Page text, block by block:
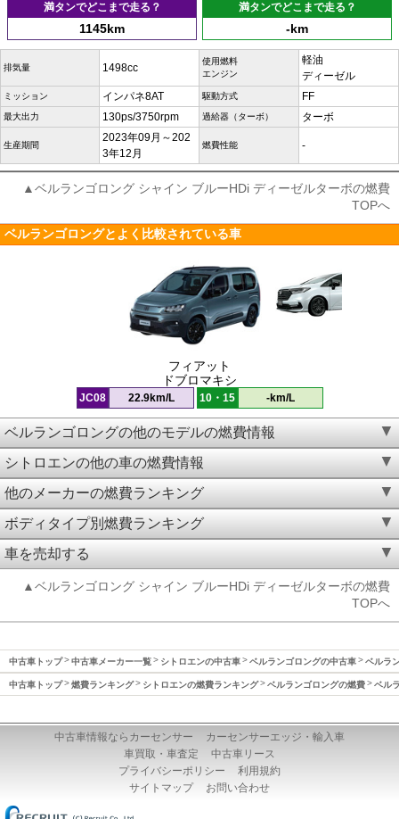
満タンでどこまで走る？
1145km
満タンでどこまで走る？
-km
排気量 1498cc
使用燃料
エンジン
軽油
ディーゼル
ミッション インパネ8AT 駆動方式 FF
最大出力 130ps/3750rpm 過給器（ターボ） ターボ
生産期間
2023年09月～202
3年12月
燃費性能 -
▲ベルランゴロング シャイン ブルーHDi ディーゼルターボの燃費
TOPへ
ベルランゴロングとよく比較されている車
フィアット
ドブロマキシ
JC08 22.9km/L 10・15 -km/L
ベルランゴロングの他のモデルの燃費情報
シトロエンの他の車の燃費情報
他のメーカーの燃費ランキング
ボディタイプ別燃費ランキング
車を売却する
▲ベルランゴロング シャイン ブルーHDi ディーゼルターボの燃費
TOPへ
中古車トップ 中古車メーカー一覧 シトロエンの中古車 ベルランゴロングの中古車 ベルラ
中古車トップ 燃費ランキング シトロエンの燃費ランキング ベルランゴロングの燃費 ベル
中古車情報ならカーセンサー
カーセンサーエッジ・輸入車
車買取・車査定
中古車リース
プライバシーポリシー
利用規約
サイトマップ
お問い合わせ